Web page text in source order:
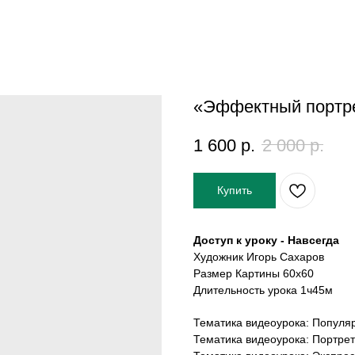
«Эффектный
1 600 р. 2 000 р.
Купить
Доступ к уроку - Навсегда
Художник Игорь Сахаров
Размер Картины 60х60
Длительность урока 1ч45м
Тематика видеоурока:
Тематика видеоурока: